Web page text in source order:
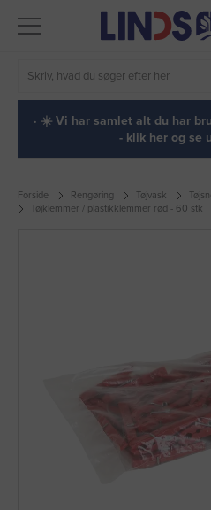
· ☀️ Vi har samlet alt du har
- klik her og se
Forside Rengøring Tøjvask
Tøjklemmer / plastikklemmer rød - 60 stk